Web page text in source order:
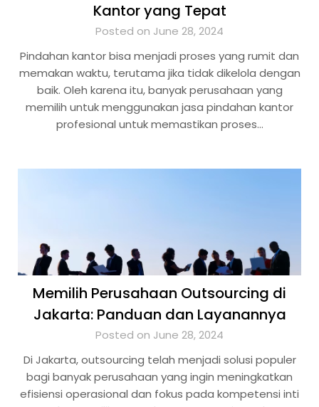
Kantor yang Tepat
Posted on June 28, 2024
Pindahan kantor bisa menjadi proses yang rumit dan
memakan waktu, terutama jika tidak dikelola dengan
baik. Oleh karena itu, banyak perusahaan yang
memilih untuk menggunakan jasa pindahan kantor
profesional untuk memastikan proses…
Memilih Perusahaan Outsourcing di
Jakarta: Panduan dan Layanannya
Posted on June 28, 2024
Di Jakarta, outsourcing telah menjadi solusi populer
bagi banyak perusahaan yang ingin meningkatkan
efisiensi operasional dan fokus pada kompetensi inti